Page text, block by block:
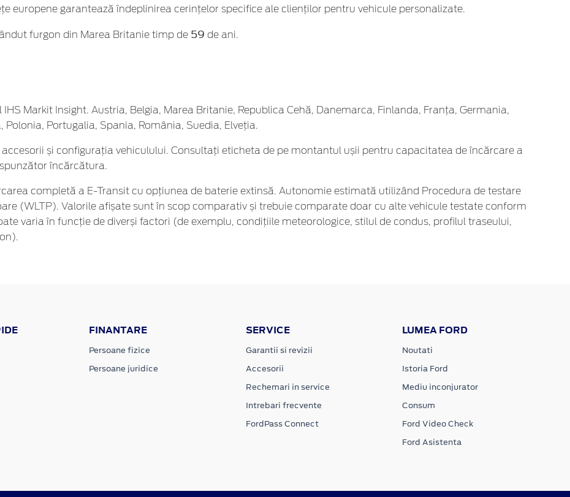
europene garantează îndeplinirea cerințelor specifice ale clienților pentru vehicule personalizate.
furgon din Marea Britanie timp de 59 de ani.
Markit Insight. Austria, Belgia, Marea Britanie, Republica Cehă, Danemarca, Finlanda, Franța, Germania,
Portugalia, Spania, România, Suedia, Elveția.
și configurația vehiculului. Consultați eticheta de pe montantul ușii pentru capacitatea de încărcare a
încărcătura.
completă a E-Transit cu opțiunea de baterie extinsă. Autonomie estimată utilizând Procedura de testare
(WLTP). Valorile afișate sunt în scop comparativ și trebuie comparate doar cu alte vehicule testate conform
varia în funcție de diverși factori (de exemplu, condițiile meteorologice, stilul de condus, profilul traseului,
FINANTARE
Persoane fizice
Persoane juridice
SERVICE
Garantii si revizii
Accesorii
Rechemari in service
Intrebari frecvente
FordPass Connect
LUMEA FORD
Noutati
Istoria Ford
Mediu inconjurator
Consum
Ford Video Check
Ford Asistenta